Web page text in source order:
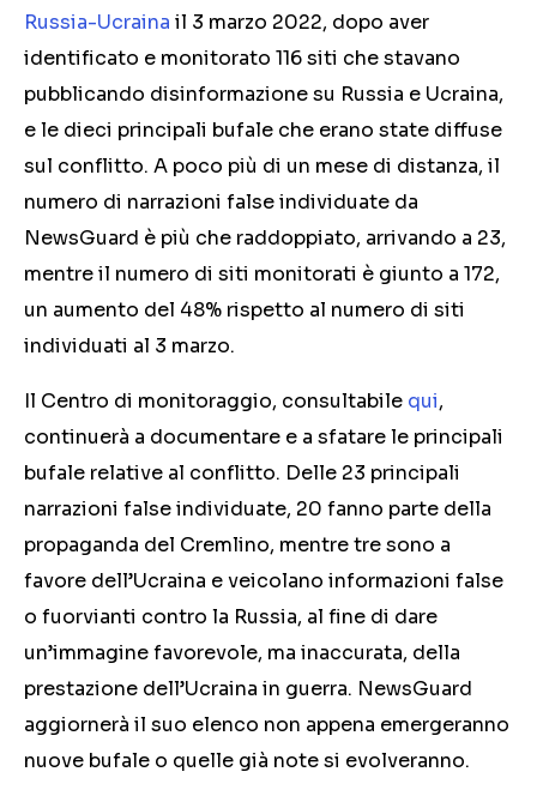
Russia-Ucraina il 3 marzo 2022, dopo aver
identificato e monitorato 116 siti che stavano
pubblicando disinformazione su Russia e Ucraina,
e le dieci principali bufale che erano state diffuse
sul conflitto. A poco più di un mese di distanza, il
numero di narrazioni false individuate da
NewsGuard è più che raddoppiato, arrivando a 23,
mentre il numero di siti monitorati è giunto a 172,
un aumento del 48% rispetto al numero di siti
individuati al 3 marzo.
Il Centro di monitoraggio, consultabile qui,
continuerà a documentare e a sfatare le principali
bufale relative al conflitto. Delle 23 principali
narrazioni false individuate, 20 fanno parte della
propaganda del Cremlino, mentre tre sono a
favore dell’Ucraina e veicolano informazioni false
o fuorvianti contro la Russia, al fine di dare
un’immagine favorevole, ma inaccurata, della
prestazione dell’Ucraina in guerra. NewsGuard
aggiornerà il suo elenco non appena emergeranno
nuove bufale o quelle già note si evolveranno.